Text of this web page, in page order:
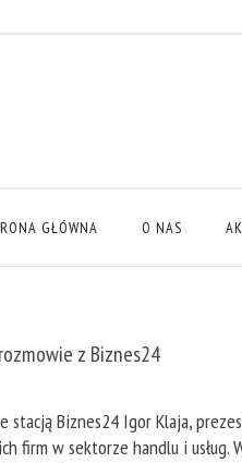
GŁÓWNA O NAS
z Biznes24
stacją Biznes24 Igor Klaja,
firm w sektorze handlu i